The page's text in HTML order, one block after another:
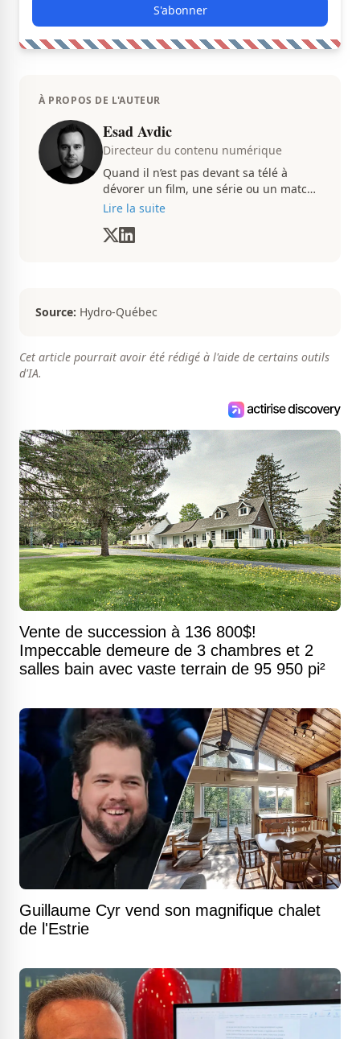
S'abonner
À PROPOS DE L'AUTEUR
Esad Avdic
Directeur du contenu numérique
Quand il n’est pas devant sa télé à
dévorer un film, une série ou un match
du CH, Esad transmet avec passion
diverses nouvelles que ça soit dans le
Lire la suite
Source: Hydro-Québec
Cet article pourrait avoir été rédigé à l'aide de certains outils
d'IA.
Vente de succession à 136 800$!
Impeccable demeure de 3 chambres et 2
salles bain avec vaste terrain de 95 950 pi²
Guillaume Cyr vend son magnifique chalet
de l'Estrie